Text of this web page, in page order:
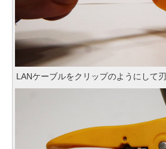
LANケーブルをクリップのようにして